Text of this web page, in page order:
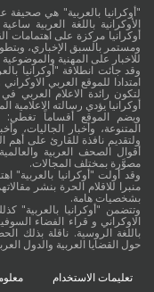
"أوكرانيا بالعربية" هي صحيفة
الأوكرانية باللغة العربية
أوكرانيا مركزة على اهتمامات
ومستمر بالسبق الإخباري،
للاخبار على المهنية والموضوعية
لتكون رائدة الاعلام العربي
أوكرانيا يؤدي رسالته
ويضم الموقع أقساماً تغطي:
المتنوعة، وأخبار الجاليات،
ولتقديم نافذة للقارئ على أهم
أقوال الصحف العربية
مصوَّرة بمختلف المجالات.
وقد أولت "أوكرانيا بالعربية"
منبرا للاقلام الحرة بنشر
بشخصيات هامة.
وتتضمن "أوكرانيا بالعربية"
الاوكراني و قراء الفضاء
باللغة الروسية. ناقلة بذلك
حول القضايا العربية والدول
تعليمات الاستخدام